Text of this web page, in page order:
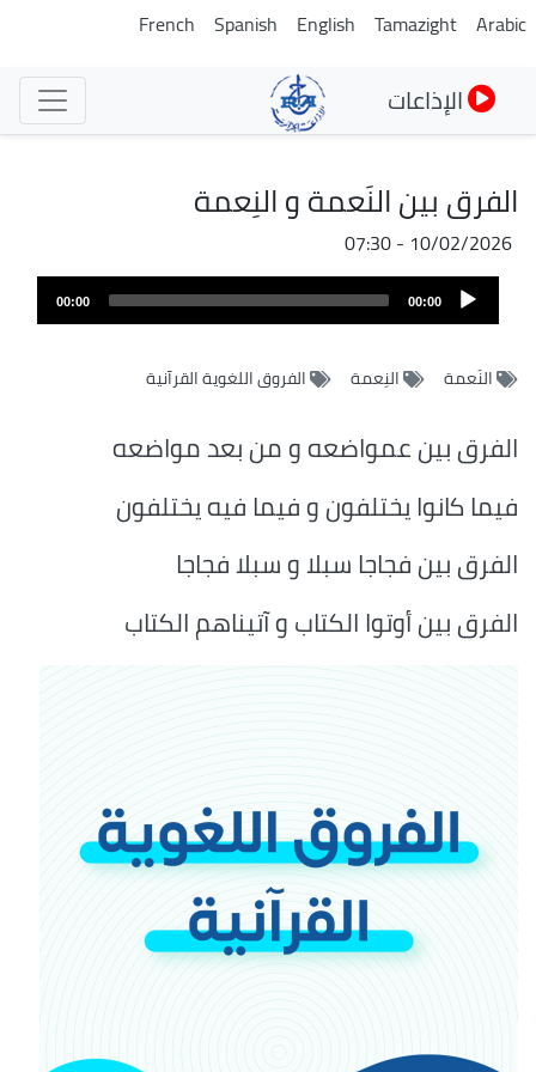
تجاوز
Arabic
Tamazight
English
Spanish
French
الإذاعات
الفرق بين النَعمة و النِعمة
10/02/2026 - 07:30
ملف
الصوت
Audio
Player
00:00
00:00
النَعمة النِعمة الفروق اللغوية القرآنية
الفرق بين عمواضعه و من بعد مواضعه
فيما كانوا يختلفون و فيما فيه يختلفون
الفرق بين فجاجا سبلا و سبلا فجاجا
الفرق بين أوتوا الكتاب و آتيناهم الكتاب